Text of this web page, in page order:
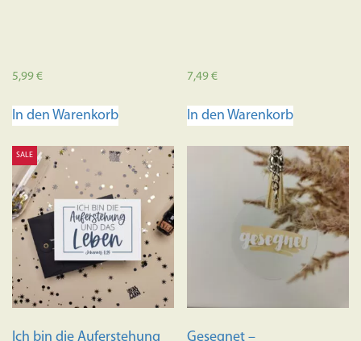
5,99€
In den Warenkorb
7,49€
In den Warenkorb
SALE
Ich bin die Auferstehung Gesegnet –